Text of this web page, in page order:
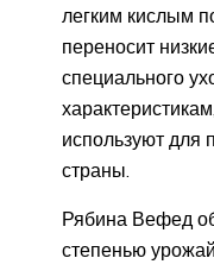
легким кислым
переносит
специального
используют для
страны.
Рябина Вефед
степенью